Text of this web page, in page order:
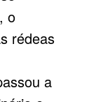
o
rédeas
a